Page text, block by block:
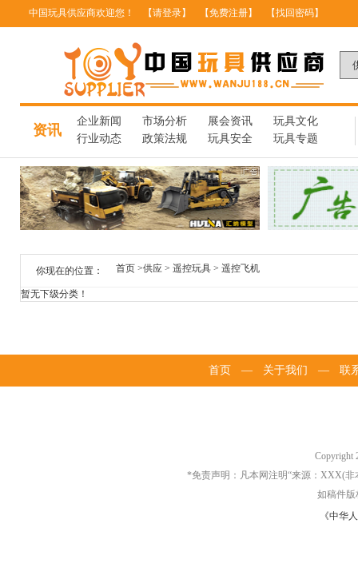
中国玩具供应商欢迎您！ 【请登录】 【免费注册】 【找回密码】
资讯
企业新闻 市场分析 展会资讯
玩具文化
行业动态
政策法规 玩具安全 玩具专题
你现在的位置： 首页 >供应 > 遥控玩具 > 遥控飞机
暂无下级分类！
首页 — 关于我们 — 联
Copyright
*免责声明：凡本网注明“来源：XXX(
如稿件版
《中华